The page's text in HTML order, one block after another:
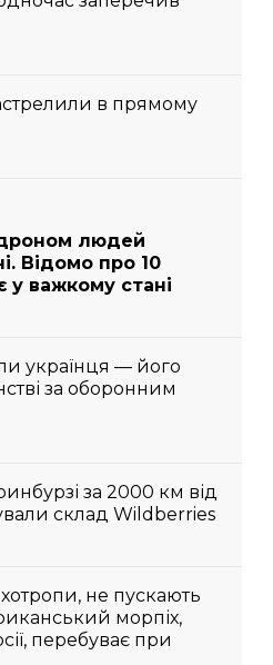
в прямому
дроном людей
Відомо про 10
у важкому стані
українця — його
за оборонним
за 2000 км від
склад Wildberries
не пускають
морпіх,
перебуває при